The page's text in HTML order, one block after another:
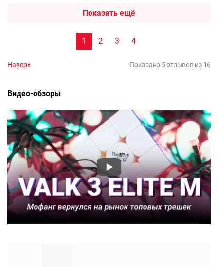
Показать ещё
1 2 3 4
Наверх Показано 5 отзывов из 16
Видео-обзоры